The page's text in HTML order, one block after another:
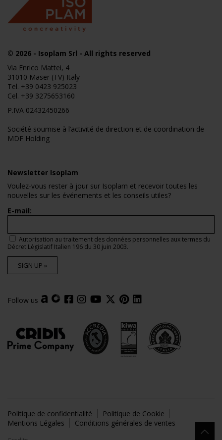
© 2026 - Isoplam Srl - All rights reserved
Via Enrico Mattei, 4
31010 Maser (TV) Italy
Tel. +39 0423 925023
Cel. +39 3275653160
P.IVA 02432450266
Société soumise à l’activité de direction et de coordination de
MDF Holding
Newsletter Isoplam
Voulez-vous rester à jour sur Isoplam et recevoir toutes les
nouvelles sur les événements et les conseils utiles?
E-mail:
Autorisation au traitement des données personnelles aux termes du
Décret Législatif Italien 196 du 30 juin 2003.
SIGN UP »
Follow us
Politique de confidentialité
Politique de Cookie
Mentions Légales
Conditions générales de ventes